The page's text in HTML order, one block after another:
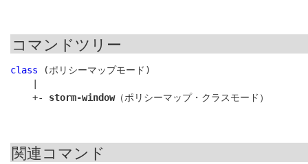
コマンドツリー
class (ポリシーマップモード)
    +-
storm-window
関連コマンド